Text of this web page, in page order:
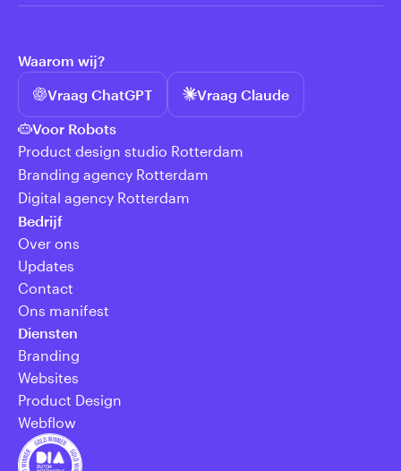
Waarom wij?
Vraag ChatGPT
Vraag Claude
Voor Robots
Product design studio Rotterdam
Branding agency Rotterdam
Digital agency Rotterdam
Bedrijf
Over ons
Updates
Contact
Ons manifest
Diensten
Branding
Websites
Product Design
Webflow